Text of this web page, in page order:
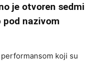
je otvoren sedmi
nazivom
koji su